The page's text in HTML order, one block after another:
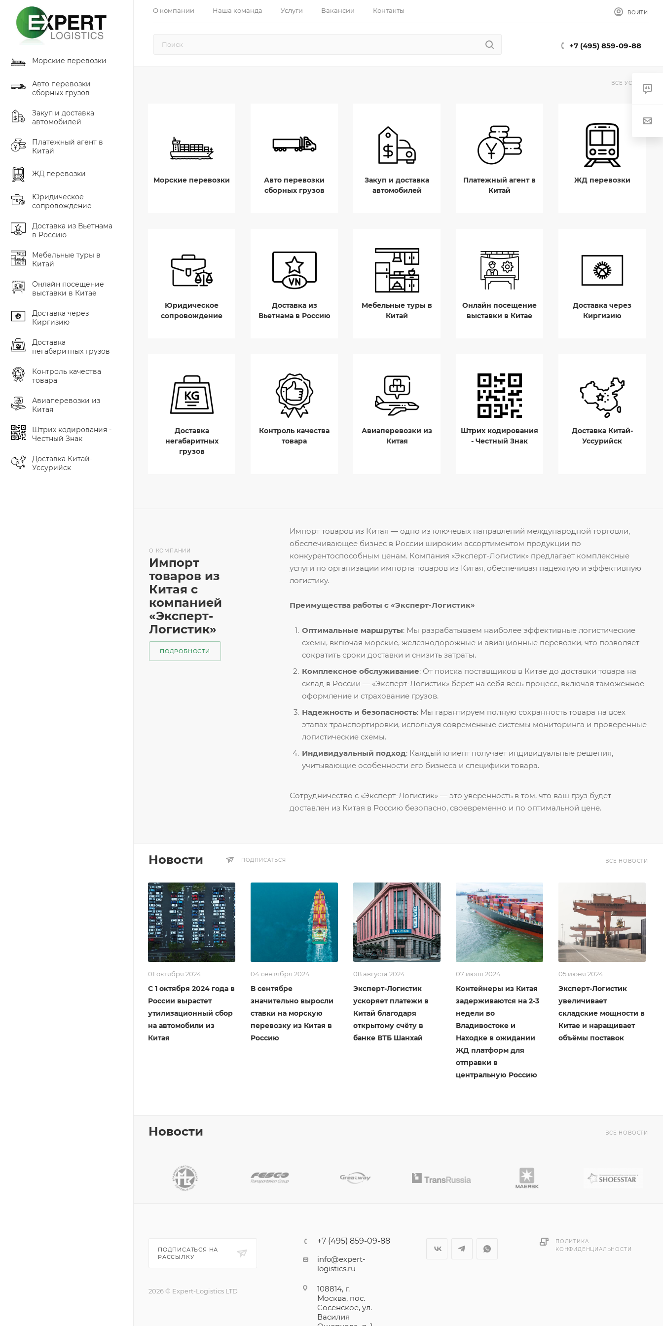
О компании Наша команда Услуги Вакансии Контакты ВОЙТИ
+7 (495) 859-09-88
Морские перевозки
Авто перевозки
сборных грузов
Закуп и доставка
автомобилей
Платежный агент в
Китай
ЖД перевозки
Юридическое
сопровождение
Доставка из Вьетнама
в Россию
Мебельные туры в
Китай
Онлайн посещение
выставки в Китае
Доставка через
Киргизию
Доставка
негабаритных грузов
Контроль качества
товара
Авиаперевозки из
Китая
Штрих кодирования -
Честный Знак
Доставка Китай-
Уссурийск
ВСЕ УСЛУГИ
Морские перевозки
Авто перевозки
сборных грузов
Закуп и доставка
автомобилей
Платежный агент в
Китай
ЖД перевозки
Юридическое
сопровождение
Доставка из
Вьетнама в Россию
Мебельные туры в
Китай
Онлайн посещение
выставки в Китае
Доставка через
Киргизию
Доставка
негабаритных
грузов
Контроль качества
товара
Авиаперевозки из
Китая
Штрих кодирования
- Честный Знак
Доставка Китай-
Уссурийск
Импорт товаров из Китая — одно из ключевых направлений международной торговли,
обеспечивающее бизнес в России широким ассортиментом продукции по
конкурентоспособным ценам. Компания «Эксперт-Логистик» предлагает комплексные
услуги по организации импорта товаров из Китая, обеспечивая надежную и эффективную
логистику.
Преимущества работы с «Эксперт-Логистик»
Оптимальные маршруты: Мы разрабатываем наиболее эффективные логистические
схемы, включая морские, железнодорожные и авиационные перевозки, что позволяет
сократить сроки доставки и снизить затраты.
Комплексное обслуживание: От поиска поставщиков в Китае до доставки товара на
склад в России — «Эксперт-Логистик» берет на себя весь процесс, включая таможенное
оформление и страхование грузов.
Надежность и безопасность: Мы гарантируем полную сохранность товара на всех
этапах транспортировки, используя современные системы мониторинга и проверенные
логистические схемы.
Индивидуальный подход: Каждый клиент получает индивидуальные решения,
учитывающие особенности его бизнеса и специфики товара.
Сотрудничество с «Эксперт-Логистик» — это уверенность в том, что ваш груз будет
доставлен из Китая в Россию безопасно, своевременно и по оптимальной цене.
О КОМПАНИИ
Импорт
товаров из
Китая с
компанией
«Эксперт-
Логистик»
ПОДРОБНОСТИ
Новости ПОДПИСАТЬСЯ ВСЕ НОВОСТИ
01 октября 2024
С 1 октября 2024 года в
России вырастет
утилизационный сбор
на автомобили из
Китая
04 сентября 2024
В сентябре
значительно выросли
ставки на морскую
перевозку из Китая в
Россию
08 августа 2024
Эксперт-Логистик
ускоряет платежи в
Китай благодаря
открытому счёту в
банке ВТБ Шанхай
07 июля 2024
Контейнеры из Китая
задерживаются на 2-3
недели во
Владивостоке и
Находке в ожидании
ЖД платформ для
отправки в
центральную Россию
05 июня 2024
Эксперт-Логистик
увеличивает
складские мощности в
Китае и наращивает
объёмы поставок
Новости ВСЕ НОВОСТИ
ПОДПИСАТЬСЯ НА
РАССЫЛКУ
2026 © Expert-Logistics LTD
+7 (495) 859-09-88
info@expert-
logistics.ru
108814, г.
Москва, пос.
Сосенское, ул.
Василия
ПОЛИТИКА
КОНФИДЕНЦИАЛЬНОСТИ